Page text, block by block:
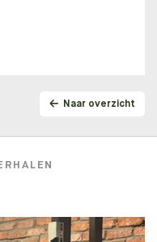
Naar overzicht